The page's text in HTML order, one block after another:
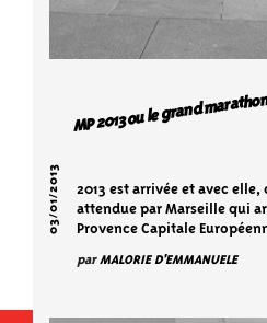
MP 2013 ou le grand
03/01/2013
2013 est arrivée et avec elle,
attendue par Marseille qui
Provence Capitale
parMALORIE D'EMMANUELE